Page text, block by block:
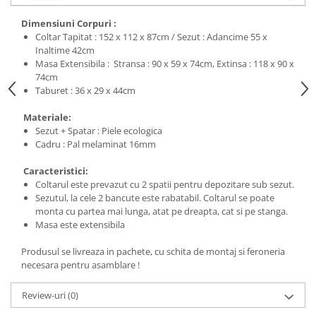
Dimensiuni Corpuri :
Coltar Tapitat : 152 x 112 x 87cm / Sezut : Adancime 55 x
Inaltime 42cm
Masa Extensibila : Stransa : 90 x 59 x 74cm, Extinsa : 118 x 90 x
74cm
Taburet : 36 x 29 x 44cm
Materiale:
Sezut + Spatar : Piele ecologica
Cadru : Pal melaminat 16mm
Caracteristici:
Coltarul este prevazut cu 2 spatii pentru depozitare sub sezut.
Sezutul, la cele 2 bancute este rabatabil. Coltarul se poate
monta cu partea mai lunga, atat pe dreapta, cat si pe stanga.
Masa este extensibila
Produsul se livreaza in pachete, cu schita de montaj si feroneria
necesara pentru asamblare !
Review-uri(0)